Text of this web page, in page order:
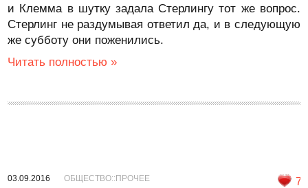
и Клемма в шутку задала Стерлингу тот же вопрос.
Стерлинг не раздумывая ответил да, и в следующую
же субботу они поженились.
Читать полностью »
03.09.2016 ОБЩЕСТВО::ПРОЧЕЕ 7